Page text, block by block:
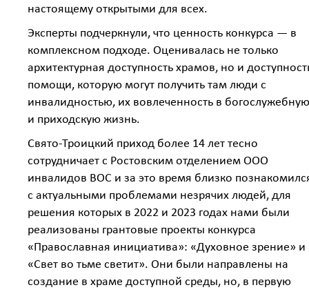
настоящему открытыми для всех.
Эксперты подчеркнули, что ценность конкурса — в
комплексном подходе. Оценивалась не только
архитектурная доступность храмов, но и
помощи, которую могут получить там люди с
инвалидностью, их вовлеченность в богослужебную
и приходскую жизнь.
Свято-Троицкий приход более 14 лет тесно
сотрудничает с Ростовским отделением ООО
инвалидов ВОС и за это время близко
с актуальными проблемами незрячих людей, для
решения которых в 2022 и 2023 годах нами были
реализованы грантовые проекты конкурса
«Православная инициатива»: «Духовное зрение» и
«Свет во тьме светит». Они были направлены на
создание в храме доступной среды, но, в первую